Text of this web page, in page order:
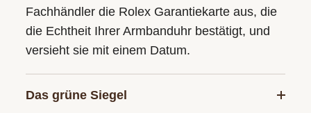
Fachhändler die Rolex Garantiekarte aus, die
die Echtheit Ihrer Armbanduhr bestätigt, und
versieht sie mit einem Datum.
Das grüne Siegel